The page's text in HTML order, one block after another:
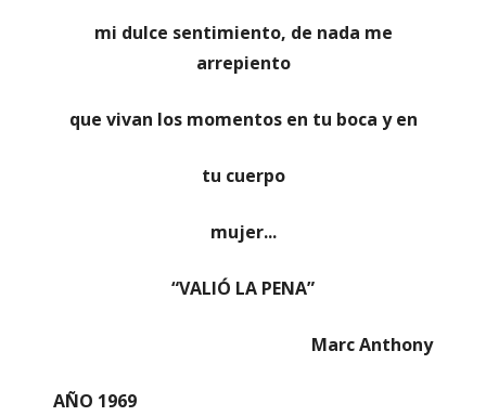
mi dulce sentimiento, de nada me
arrepiento
que vivan los momentos en tu boca y en
tu cuerpo
mujer...
“VALIÓ LA PENA”
Marc Anthony
AÑO 1969